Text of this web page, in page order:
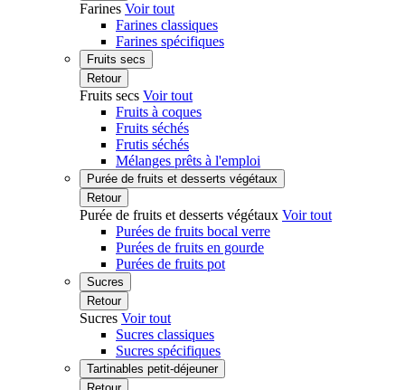
Farines Voir tout
Farines classiques
Farines spécifiques
Fruits secs
Retour
Fruits secs Voir tout
Fruits à coques
Fruits séchés
Frutis séchés
Mélanges prêts à l'emploi
Purée de fruits et desserts végétaux
Retour
Purée de fruits et desserts végétaux Voir tout
Purées de fruits bocal verre
Purées de fruits en gourde
Purées de fruits pot
Sucres
Retour
Sucres Voir tout
Sucres classiques
Sucres spécifiques
Tartinables petit-déjeuner